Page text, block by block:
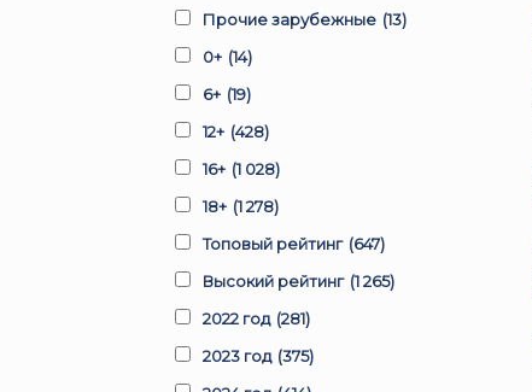
Прочие зарубежные (13)
0+ (14)
6+ (19)
12+ (428)
16+ (1 028)
18+ (1 278)
Топовый рейтинг (647)
Высокий рейтинг (1 265)
2022 год (281)
2023 год (375)